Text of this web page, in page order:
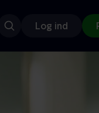
Log ind